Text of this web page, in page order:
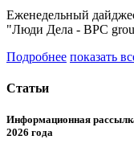
Еженедельный
"Люди Дела - BPC
Подробнее показать
Статьи
Информационная
2026 года